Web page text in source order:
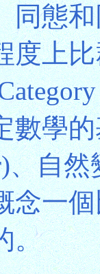
同態
度上
數學
、自然
念一
。